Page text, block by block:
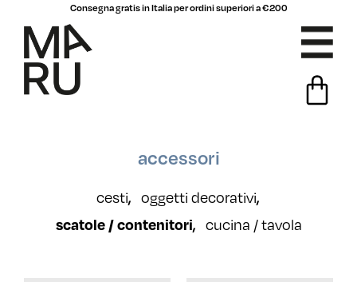
Consegna gratis in Italia per ordini superiori a €200
accessori
cesti, oggetti decorativi,
scatole / contenitori, cucina / tavola